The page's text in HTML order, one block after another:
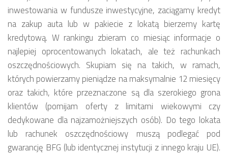
inwestowania w fundusze inwestycyjne, zaciągamy kredyt
na zakup auta lub w pakiecie z lokatą bierzemy kartę
kredytową. W rankingu zbieram co miesiąc informacje o
najlepiej oprocentowanych lokatach, ale też rachunkach
oszczędnościowych. Skupiam się na takich, w ramach,
których powierzamy pieniądze na maksymalnie 12 miesięcy
oraz takich, które przeznaczone są dla szerokiego grona
klientów (pomijam oferty z limitami wiekowymi czy
dedykowane dla najzamożniejszych osób). Do tego lokata
lub rachunek oszczędnościowy muszą podlegać pod
gwarancję BFG (lub identycznej instytucji z innego kraju UE).